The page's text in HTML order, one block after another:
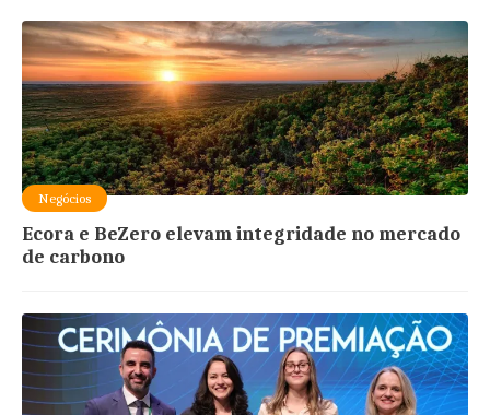
Negócios
Ecora e BeZero elevam integridade no mercado
de carbono